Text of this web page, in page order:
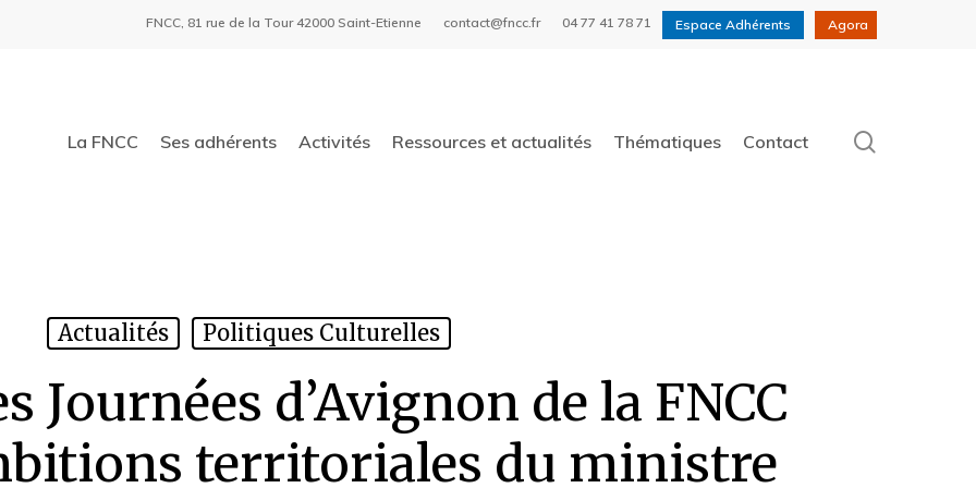
FNCC, 81 rue de la Tour 42000 Saint-Etienne contact@fncc.fr 04 77 41 78 71 Espace Adhérents Agora
La FNCC Ses adhérents Activités Ressources et actualités Thématiques Contact
Actualités Politiques Culturelles
Journées d’Avignon de la FNCC
territoriales du ministre